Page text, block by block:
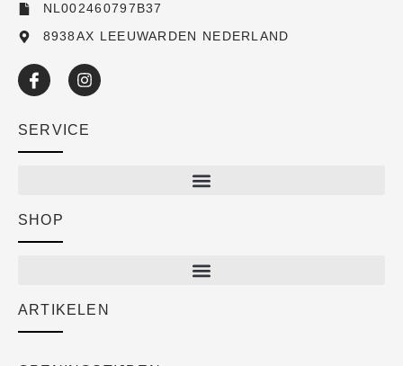
NL002460797B37
8938AX LEEUWARDEN NEDERLAND
SERVICE
SHOP
ARTIKELEN